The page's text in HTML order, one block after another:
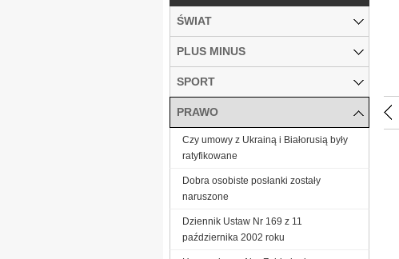
ŚWIAT
PLUS MINUS
SPORT
PRAWO
Czy umowy z Ukrainą i Białorusią były
ratyfikowane
Dobra osobiste posłanki zostały
naruszone
Dziennik Ustaw Nr 169 z 11
października 2002 roku